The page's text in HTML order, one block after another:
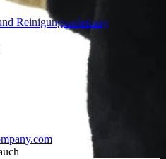
Reinigungsanleitung